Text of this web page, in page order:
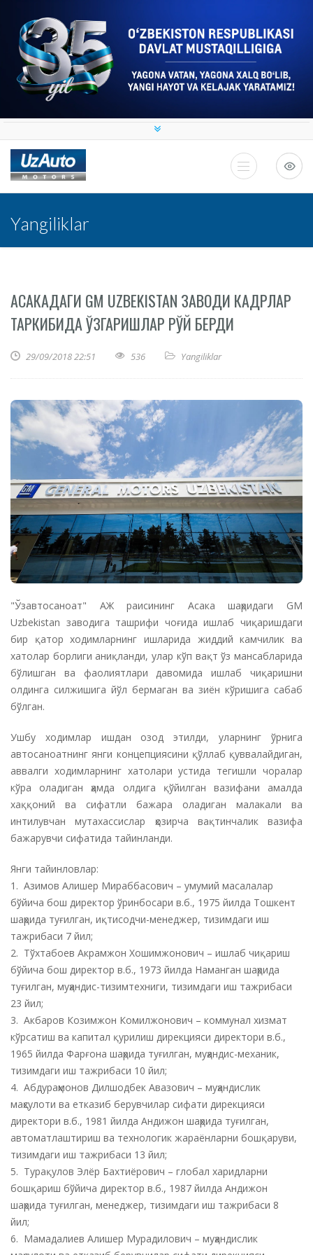
Yangiliklar
АСАКАДАГИ GM UZBEKISTAN ЗАВОДИ КАДРЛАР
ТАРКИБИДА ЎЗГАРИШЛАР РЎЙ БЕРДИ
29/09/2018 22:51 536 Yangiliklar
"Ўзавтосаноат" АЖ раисининг Асака шаҳридаги GM
Uzbekistan заводига ташрифи чоғида ишлаб чиқаришдаги
бир қатор ходимларнинг ишларида жиддий камчилик ва
хатолар борлиги аниқланди, улар кўп вақт ўз мансабларида
бўлишган ва фаолиятлари давомида ишлаб чиқаришни
олдинга силжишига йўл бермаган ва зиён кўришига сабаб
бўлган.
Ушбу ходимлар ишдан озод этилди, уларнинг ўрнига
автосаноатнинг янги концепциясини қўллаб қуввалайдиган,
аввалги ходимларнинг хатолари устида тегишли чоралар
кўра оладиган ҳамда олдига қўйилган вазифани амалда
хаққоний ва сифатли бажара оладиган малакали ва
интилувчан мутахассислар ҳозирча вақтинчалик вазифа
бажарувчи сифатида тайинланди.
Янги тайинловлар:
1. Азимов Алишер Мираббасович – умумий масалалар
бўйича бош директор ўринбосари в.б., 1975 йилда Тошкент
шаҳрида туғилган, иқтисодчи-менеджер, тизимдаги иш
тажрибаси 7 йил;
2. Тўхтабоев Акрамжон Хошимжонович – ишлаб чиқариш
бўйича бош директор в.б., 1973 йилда Наманган шаҳрида
туғилган, муҳандис-тизимтехниги, тизимдаги иш тажрибаси
23 йил;
3. Акбаров Козимжон Комилжонович – коммунал хизмат
кўрсатиш ва капитал қурилиш дирекцияси директори в.б.,
1965 йилда Фарғона шаҳрида туғилган, муҳандис-механик,
тизимдаги иш тажрибаси 10 йил;
4. Абдураҳмонов Дилшодбек Авазович – муҳандислик
маҳсулоти ва етказиб берувчилар сифати дирекцияси
директори в.б., 1981 йилда Андижон шаҳрида туғилган,
автоматлаштириш ва технологик жараёнларни бошқаруви,
тизимдаги иш тажрибаси 13 йил;
5. Турақулов Элёр Бахтиёрович – глобал харидларни
бошқариш бўйича директор в.б., 1987 йилда Андижон
шаҳрида туғилган, менеджер, тизимдаги иш тажрибаси 8
йил;
6. Мамадалиев Алишер Мурадилович – муҳандислик